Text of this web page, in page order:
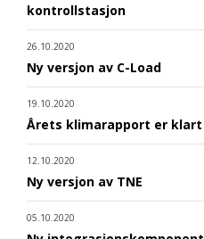
kontrollstasjon
26.10.2020
Ny versjon av C-Load
19.10.2020
Årets klimarapport er klart
12.10.2020
Ny versjon av TNE
05.10.2020